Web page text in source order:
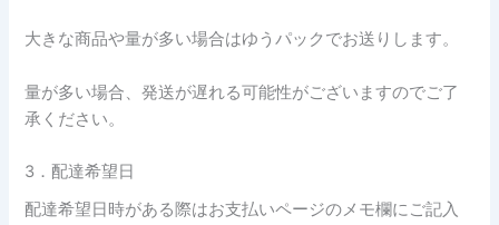
大きな商品や量が多い場合はゆうパックでお送りします。
量が多い場合、発送が遅れる可能性がございますのでご了
承ください。
3．配達希望日
配達希望日時がある際はお支払いページのメモ欄にご記入